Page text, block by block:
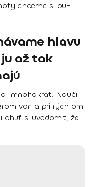
chceme silou-
hlavu
až tak
mnohokrát. Naučili
von a pri rýchlom
chuť si uvedomiť, že